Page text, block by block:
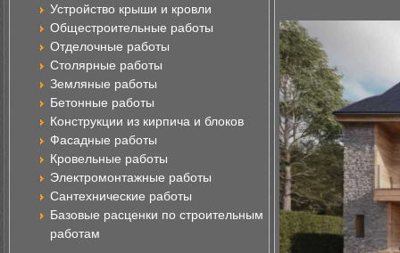
Устройство крыши и кровли
Общестроительные работы
Отделочные работы
Столярные работы
Земляные работы
Бетонные работы
Конструкции из кирпича и блоков
Фасадные работы
Кровельные работы
Электромонтажные работы
Сантехнические работы
Базовые расценки по строительным
работам